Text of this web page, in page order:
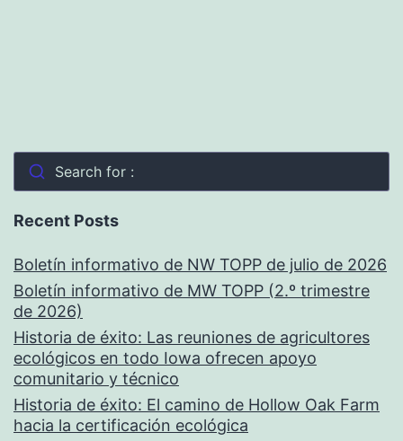
Search for :
Recent Posts
Boletín informativo de NW TOPP de julio de 2026
Boletín informativo de MW TOPP (2.º trimestre
de 2026)
Historia de éxito: Las reuniones de agricultores
ecológicos en todo Iowa ofrecen apoyo
comunitario y técnico
Historia de éxito: El camino de Hollow Oak Farm
hacia la certificación ecológica